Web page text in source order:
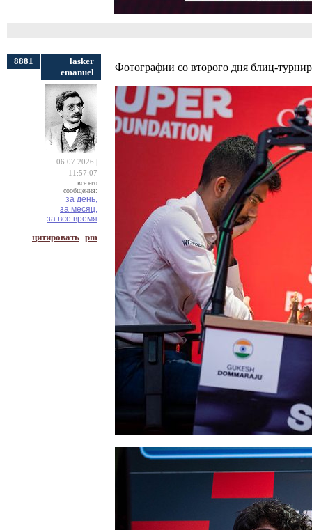
8881
lasker
emanuel
06.07.2026 |
11:57:07
все его
сообщения:
за день,
за месяц,
за все время
цитировать pm
Фотографии со второго дня блиц-